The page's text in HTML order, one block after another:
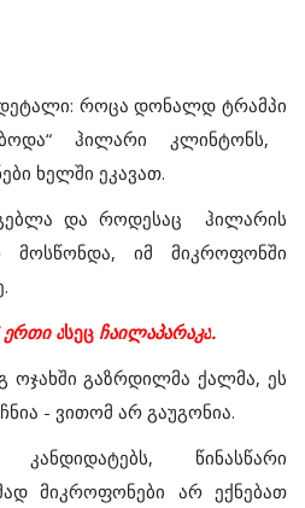
: როცა დონალდ ტრამპი
“ ჰილარი კლინტონს,
ხელში ეკავათ.
და როდესაც
ჰილარის
მოსწონდა, იმ
მიკროფონში
.
ერთი ასეც ჩაილაპარაკა.
ოჯახში გაზრდილმა ქალმა,ეს
- ვითომ არ გაუგონია.
კანდიდატებს, წინასწარი
მიკროფონები არ ექნებათ